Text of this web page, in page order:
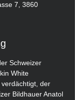
7, 3860
Schweizer
White
der
Bildhauer Anatol